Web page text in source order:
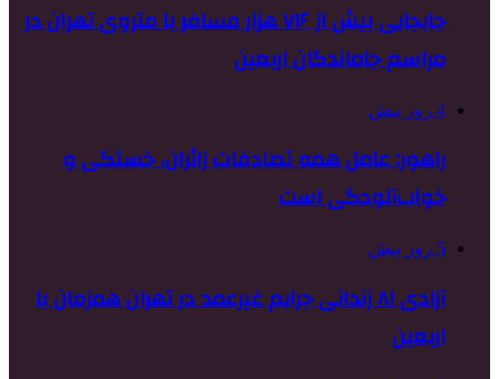
جابجایی بیش از ۷۱۶ هزار مسافر با متروی تهران در
مراسم جاماندگان اربعین
4 روز پیش
راهور: عامل همه تصادفات زائران، خستگی و
خواب‌آلودگی است
5 روز پیش
آزادی ۸۱ زندانی جرایم غیرعمد در تهران همزمان با
اربعین